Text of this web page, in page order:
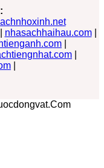
nhasachhaihau.com|